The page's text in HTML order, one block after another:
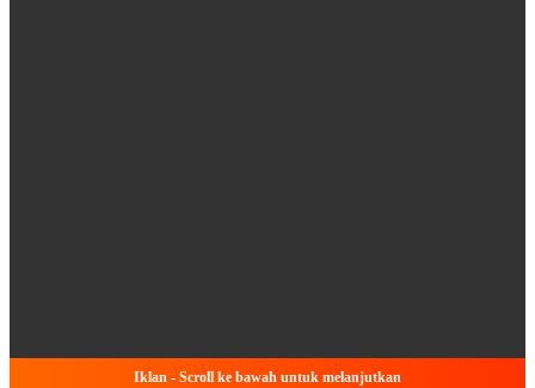
Iklan - Scroll ke bawah untuk melanjutkan